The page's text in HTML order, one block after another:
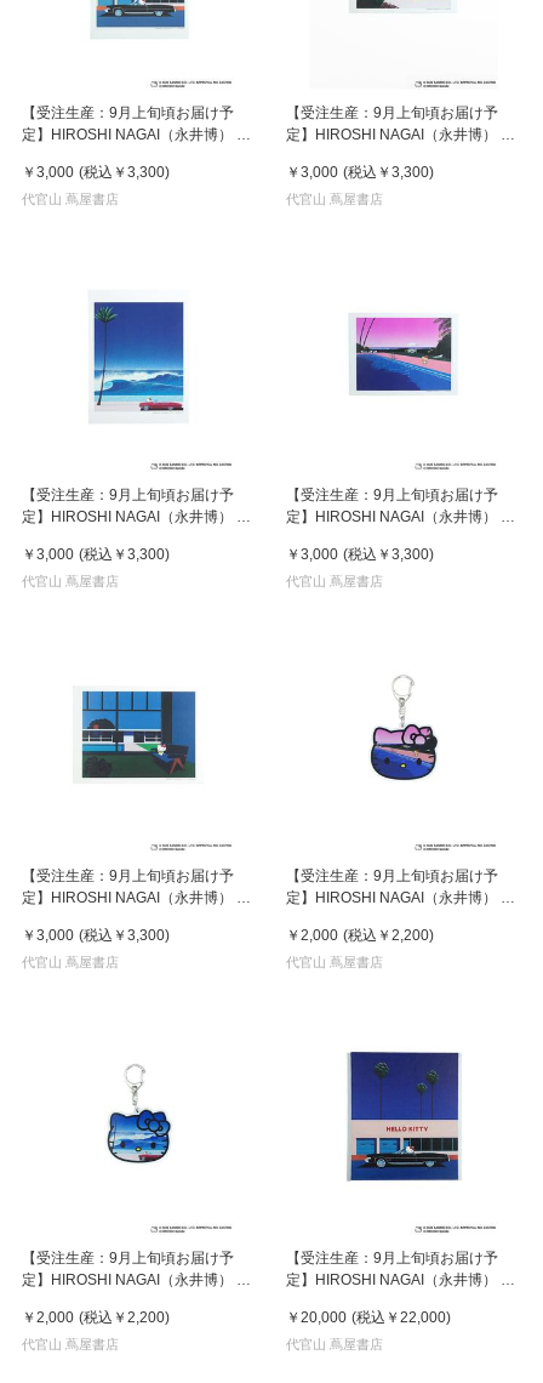
【受注生産：9月上旬頃お届け予
定】HIROSHI NAGAI（永井博） ×
スター / KTHN-PT Untitled 1
￥3,000 (税込 ￥3,300)
代官山 蔦屋書店
【受注生産：9月上旬頃お届け予
定】HIROSHI NAGAI（永井博） ×
スター / KTHN-PT Untitled 3
￥3,000 (税込 ￥3,300)
代官山 蔦屋書店
【受注生産：9月上旬頃お届け予
定】HIROSHI NAGAI（永井博） ×
スター / KTHN-PT Untitled 2
￥3,000 (税込 ￥3,300)
代官山 蔦屋書店
【受注生産：9月上旬頃お届け予
定】HIROSHI NAGAI（永井博） ×
スター / KTHN-PT Untitled 5
￥3,000 (税込 ￥3,300)
代官山 蔦屋書店
【受注生産：9月上旬頃お届け予
定】HIROSHI NAGAI（永井博） ×
スター / KTHN-PT Untitled 4
￥3,000 (税込 ￥3,300)
代官山 蔦屋書店
【受注生産：9月上旬頃お届け予
定】HIROSHI NAGAI（永井博） ×
KEY HOLDER / KTHN-AKF Untitled
5
￥2,000 (税込 ￥2,200)
代官山 蔦屋書店
【受注生産：9月上旬頃お届け予
定】HIROSHI NAGAI（永井博） ×
KEY HOLDER / KTHN-AKF Untitled
2
￥2,000 (税込 ￥2,200)
代官山 蔦屋書店
【受注生産：9月上旬頃お届け予
定】HIROSHI NAGAI（永井博） ×
CANVAS PRINT / KTHN-CP
Untitled 1 ※通常商品との同時購入
￥20,000 (税込 ￥22,000)
代官山 蔦屋書店